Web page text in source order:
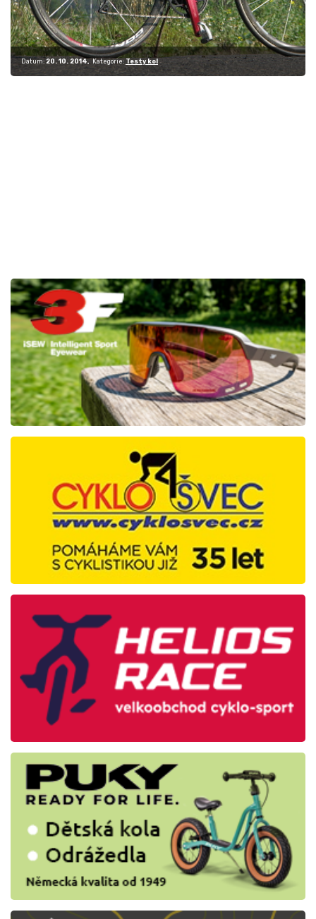
Datum: 20. 10. 2014 Kategorie: Testy kol